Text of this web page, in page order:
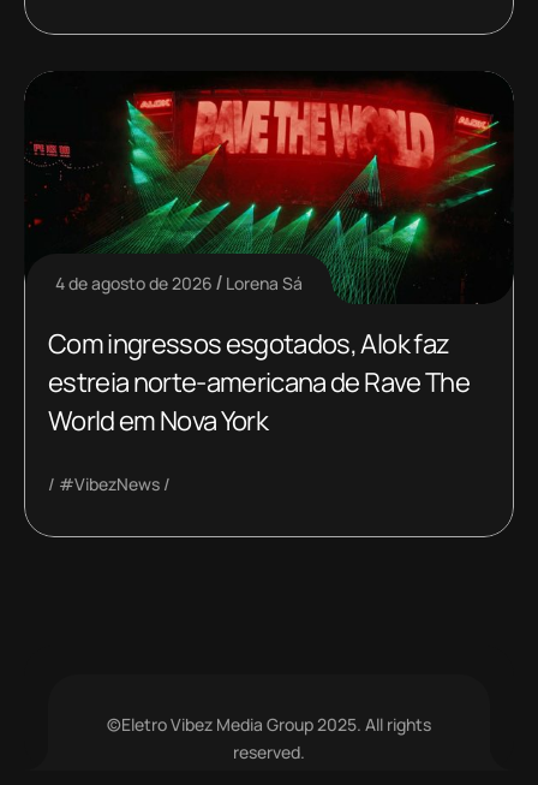
4 de agosto de 2026 Lorena Sá
Com ingressos esgotados, Alok faz
estreia norte-americana de Rave The
World em Nova York
#VibezNews
©Eletro Vibez Media Group 2025. All rights
reserved.